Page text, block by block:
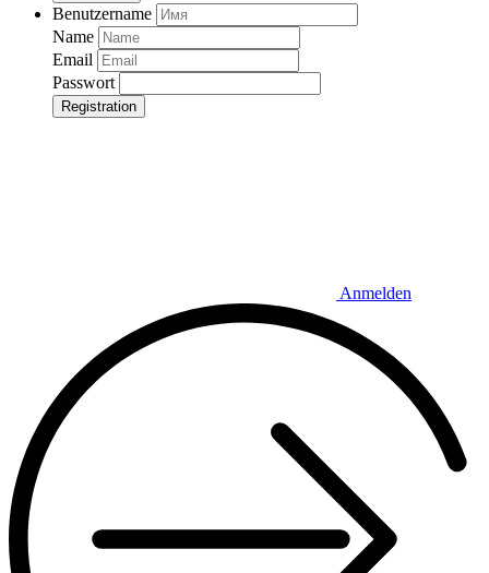
Benutzername
Name
Email
Passwort
Registration
Anmelden